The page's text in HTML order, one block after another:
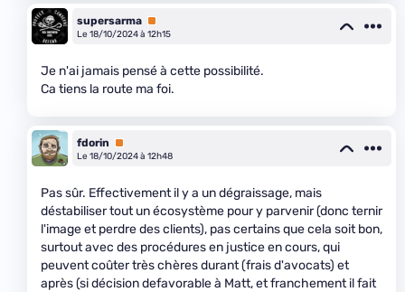
supersarma Premium
Le 18/10/2024 à 12h15
Je n'ai jamais pensé à cette possibilité.
Ca tiens la route ma foi.
fdorin
Premium
Le 18/10/2024 à 12h48
Pas sûr. Effectivement il y a un dégraissage, mais
déstabiliser tout un écosystème pour y parvenir (donc ternir
l'image et perdre des clients), pas certains que cela soit bon,
surtout avec des procédures en justice en cours, qui
peuvent coûter très chères durant (frais d'avocats) et
après (si décision defavorable à Matt, et franchement il fait